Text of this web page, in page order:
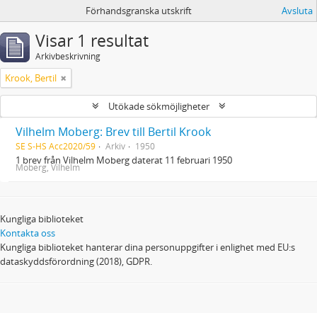
Förhandsgranska utskrift Avsluta
Visar 1 resultat
Arkivbeskrivning
Krook, Bertil
Utökade sökmöjligheter
Vilhelm Moberg: Brev till Bertil Krook
SE S-HS Acc2020/59 Arkiv 1950
1 brev från Vilhelm Moberg daterat 11 februari 1950
Moberg, Vilhelm
Kungliga biblioteket
Kontakta oss
Kungliga biblioteket hanterar dina personuppgifter i enlighet med EU:s
dataskyddsförordning (2018), GDPR.